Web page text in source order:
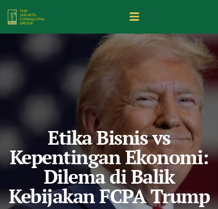
Etika Bisnis vs
Kepentingan Ekonomi:
Dilema di Balik
Kebijakan FCPA Trump